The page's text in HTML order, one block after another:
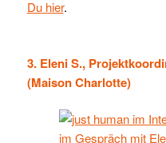
Du hier.
3. Eleni S.,
(Maison Charlotte)